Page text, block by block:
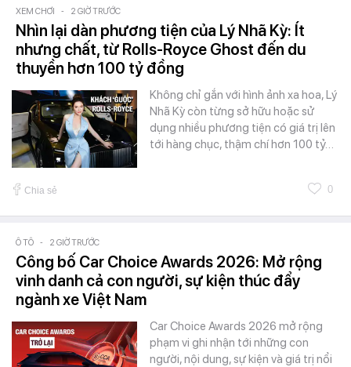
XEM CHƠI - 2 GIỜ TRƯỚC
Nhìn lại dàn phương tiện của Lý Nhã Kỳ: Ít
nhưng chất, từ Rolls-Royce Ghost đến du
thuyền hơn 100 tỷ đồng
Không chỉ gắn với hình ảnh xa hoa, Lý
Nhã Kỳ còn từng sở hữu hoặc sử
dụng nhiều phương tiện có giá trị lên
tới hàng chục, thậm chí hơn 100 tỷ…
Chia sẻ 0
Ô TÔ - 2 GIỜ TRƯỚC
Công bố Car Choice Awards 2026: Mở rộng
vinh danh cả con người, sự kiện thúc đẩy
ngành xe Việt Nam
Car Choice Awards 2026 mở rộng
phạm vi ghi nhận tới những con
người, nội dung, sự kiện và giá trị nổi